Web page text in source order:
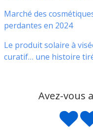
Marché des
perdantes en 2024
Le produit solaire à
curatif… une histoire
Avez-vous